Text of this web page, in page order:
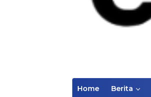
Home Berita